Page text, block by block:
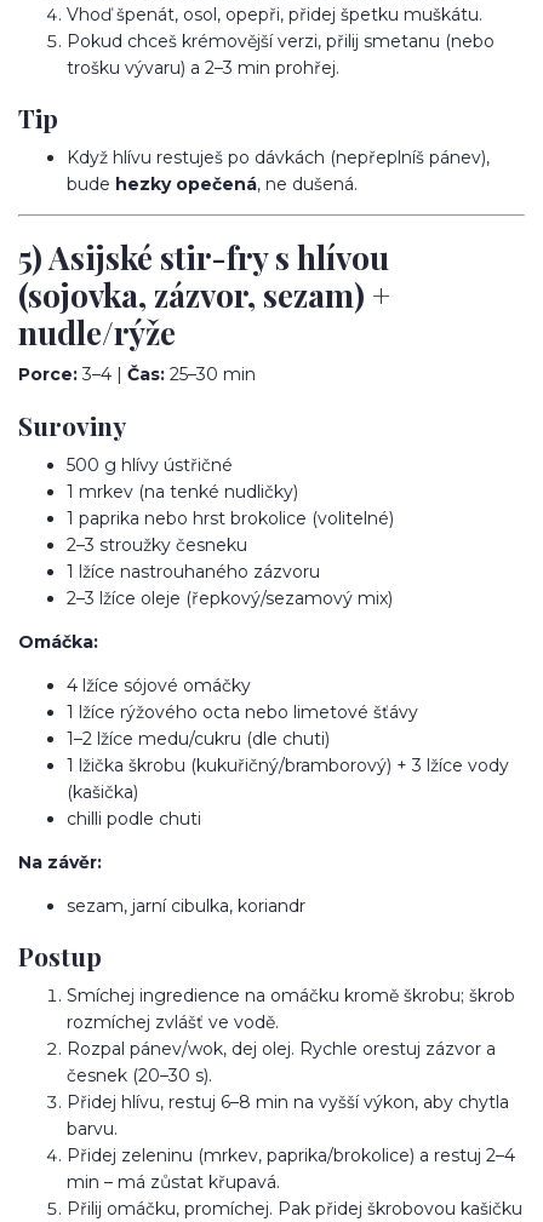
Vhoď špenát, osol, opepři, přidej špetku muškátu.
Pokud chceš krémovější verzi, přilij smetanu (nebo
trošku vývaru) a 2–3 min prohřej.
Tip
Když hlívu restuješ po dávkách (nepřeplníš pánev),
bude hezky opečená, ne dušená.
5) Asijské stir-fry s hlívou
(sojovka, zázvor, sezam) +
nudle/rýže
Porce:3–4 | Čas: 25–30 min
Suroviny
500 g hlívy ústřičné
1 mrkev (na tenké nudličky)
1 paprika nebo hrst brokolice (volitelné)
2–3 stroužky česneku
1 lžíce nastrouhaného zázvoru
2–3 lžíce oleje (řepkový/sezamový mix)
Omáčka:
4 lžíce sójové omáčky
1 lžíce rýžového octa nebo limetové šťávy
1–2 lžíce medu/cukru (dle chuti)
1 lžička škrobu (kukuřičný/bramborový) + 3 lžíce vody
(kašička)
chilli podle chuti
Na závěr:
sezam, jarní cibulka, koriandr
Postup
Smíchej ingredience na omáčku kromě škrobu; škrob
rozmíchej zvlášť ve vodě.
Rozpal pánev/wok, dej olej. Rychle orestuj zázvor a
česnek (20–30 s).
Přidej hlívu, restuj 6–8 min na vyšší výkon, aby chytla
barvu.
Přidej zeleninu (mrkev, paprika/brokolice) a restuj 2–4
min – má zůstat křupavá.
Přilij omáčku, promíchej. Pak přidej škrobovou kašičku